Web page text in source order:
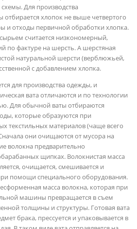
Для производства
хлопок не выше четвертого
и отходы первичной обработки хлопка.
считается низкономерный,
по фактуре на шерсть. А шерстяная
натуральной шерсти (верблюжьей,
с добавлением хлопка.
для производства одежды, и
вата отличаются и по технологии
Для обычной ваты отбираются
которые образуются при
текстильных материалов (чаще всего
они очищаются от мусора на
волокна предварительно
щипках. Волокнистая масса
очищается, смешивается и
помощи специального оборудования.
масса волокна, которая при
машины превращается в съем
толщины и структуры. Готовая вата
брака, прессуется и упаковывается в